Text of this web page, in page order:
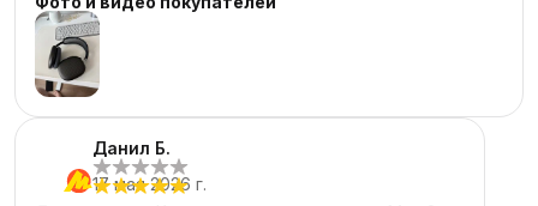
4 звезды
звезды
2 звезды
Данил Б.
17 мая 2026 г.